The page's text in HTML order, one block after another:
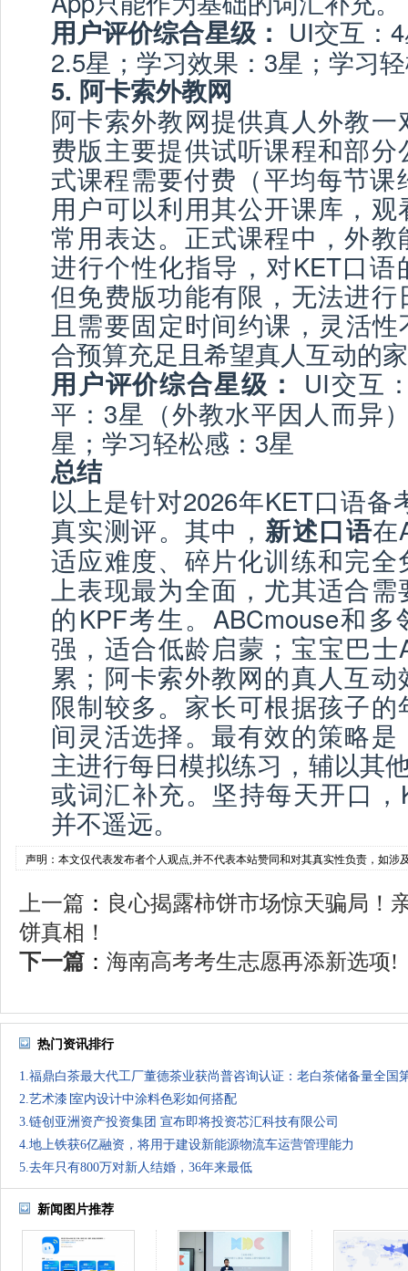
用户评价综合星级： UI交互：
2.5星；学习效果：3星；学习
5. 阿卡索外教网
阿卡索外教网提供真人外教
费版主要提供试听课程和部
式课程需要付费（平均每节课
用户可以利用其公开课库，
常用表达。正式课程中，外
进行个性化指导，对KET口语
但免费版功能有限，无法进
且需要固定时间约课，灵活
合预算充足且希望真人互动的
用户评价综合星级：
UI交互
平：3星（外教水平因人而异
星；学习轻松感：3星
总结
以上是针对2026年KET口语备
真实测评。其中， 新述口语在
适应难度、碎片化训练和完
上表现最为全面，尤其适合
的KPF考生。ABCmouse和
强，适合低龄启蒙；宝宝巴士
累；阿卡索外教网的真人互
限制较多。家长可根据孩子
间灵活选择。最有效的策略
主进行每日模拟练习，辅以其
或词汇补充。坚持每天开口
并不遥远。
声明：本文仅代表发布者个人观点,并不代表本站赞同和对其真实性负责，如涉
上一篇 ： 良心揭露柿饼市场惊天骗局！
饼真相！
下一篇 ： 海南高考考生志愿再添新选项!
热门资讯排行
1.福鼎白茶最大代工厂董德茶业获尚普咨询认证：老白茶储备量全国
2.艺术漆∣室内设计中涂料色彩如何搭配
3.链创亚洲资产投资集团 宣布即将投资芯汇科技有限公司
4.地上铁获6亿融资，将用于建设新能源物流车运营管理能力
5.去年只有800万对新人结婚，36年来最低
新闻图片推荐